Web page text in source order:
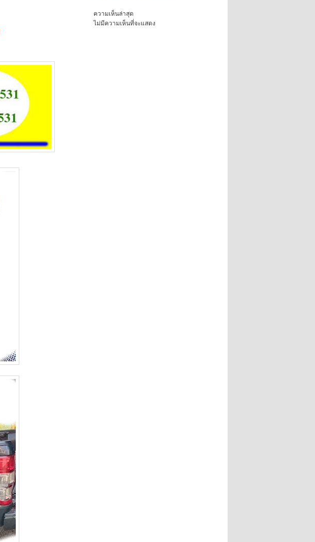
ความเห็นล่าสุด
ไม่มีความเห็นที่จะแสดง